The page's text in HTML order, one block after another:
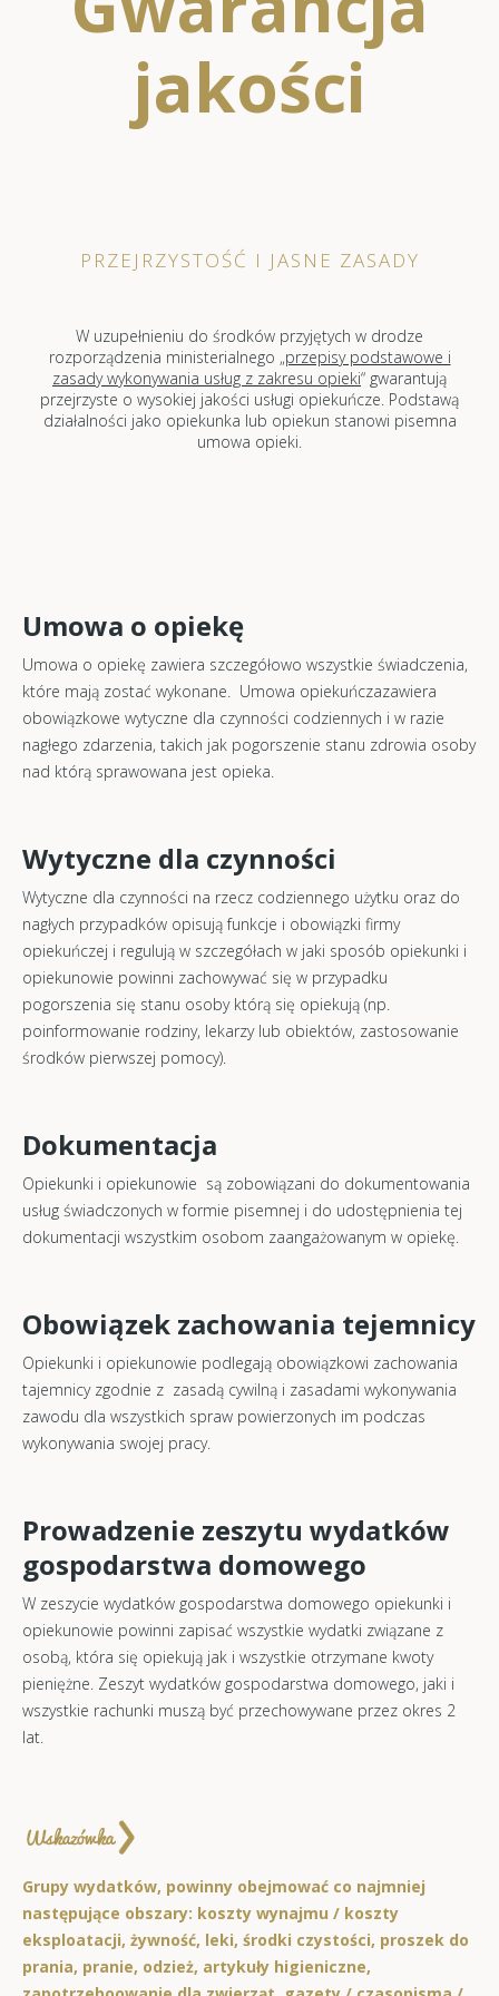
jakości
PRZEJRZYSTOŚĆ I JASNE ZASADY
W uzupełnieniu do środków przyjętych w drodze
rozporządzenia ministerialnego „przepisy podstawowe i
zasady wykonywania usług z zakresu opieki“ gwarantują
przejrzyste o wysokiej jakości usługi opiekuńcze. Podstawą
działalności jako opiekunka lub opiekun stanowi pisemna
umowa opieki.
Umowa o opiekę
Umowa o opiekę zawiera szczegółowo wszystkie świadczenia,
które mają zostać wykonane. Umowa opiekuńczazawiera
obowiązkowe wytyczne dla czynności codziennych i w razie
nagłego zdarzenia, takich jak pogorszenie stanu zdrowia osoby
nad którą sprawowana jest opieka.
Wytyczne dla czynności
Wytyczne dla czynności na rzecz codziennego użytku oraz do
nagłych przypadków opisują funkcje i obowiązki firmy
opiekuńczej i regulują w szczegółach w jaki sposób opiekunki i
opiekunowie powinni zachowywać się w przypadku
pogorszenia się stanu osoby którą się opiekują (np.
poinformowanie rodziny, lekarzy lub obiektów, zastosowanie
środków pierwszej pomocy).
Dokumentacja
Opiekunki i opiekunowie są zobowiązani do dokumentowania
usług świadczonych w formie pisemnej i do udostępnienia tej
dokumentacji wszystkim osobom zaangażowanym w opiekę.
Obowiązek zachowania tejemnicy
Opiekunki i opiekunowie podlegają obowiązkowi zachowania
tajemnicy zgodnie z zasadą cywilną i zasadami wykonywania
zawodu dla wszystkich spraw powierzonych im podczas
wykonywania swojej pracy.
Prowadzenie zeszytu wydatków
gospodarstwa domowego
W zeszycie wydatków gospodarstwa domowego opiekunki i
opiekunowie powinni zapisać wszystkie wydatki związane z
osobą, która się opiekują jak i wszystkie otrzymane kwoty
pieniężne. Zeszyt wydatków gospodarstwa domowego, jaki i
wszystkie rachunki muszą być przechowywane przez okres 2
lat.
Grupy wydatków, powinny obejmować co najmniej
następujące obszary: koszty wynajmu / koszty
eksploatacji, żywność, leki, środki czystości, proszek do
prania, pranie, odzież, artykuły higieniczne,